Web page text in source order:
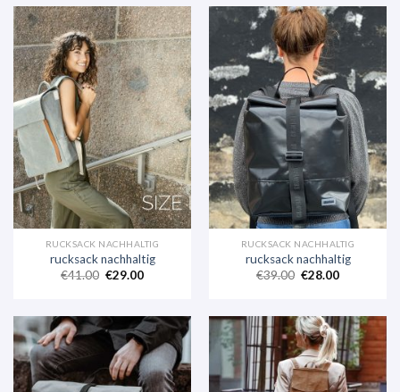
RUCKSACK NACHHALTIG
rucksack nachhaltig
€41.00 €29.00
RUCKSACK NACHHALTIG
rucksack nachhaltig
€39.00 €28.00